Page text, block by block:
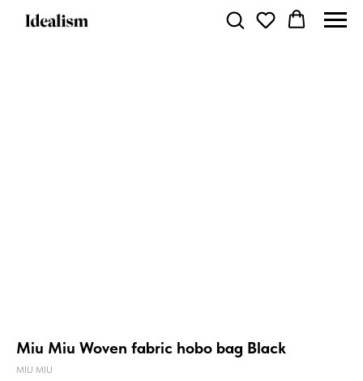
Miu Miu Woven fabric hobo bag Black
MIU MIU